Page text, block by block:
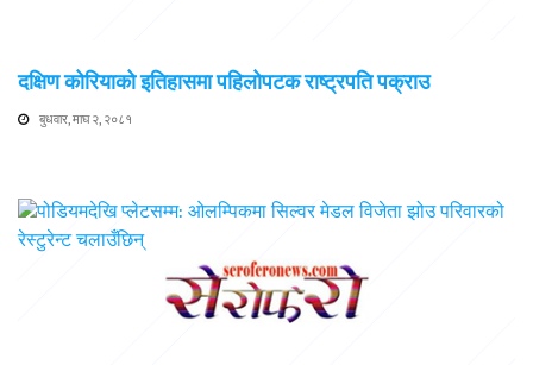
दक्षिण कोरियाको इतिहासमा पहिलोपटक राष्ट्रपति पक्राउ
बुधवार, माघ २, २०८१